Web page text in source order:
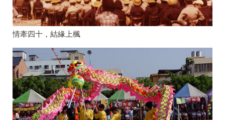
情牽四十，結緣上楓